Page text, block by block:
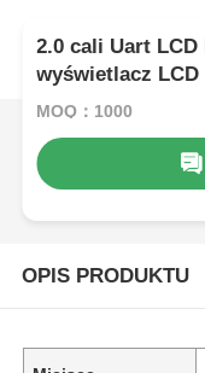
2.0 cali Uart LCD
wyświetlacz LCD
MOQ：1000
OPIS PRODUKTU